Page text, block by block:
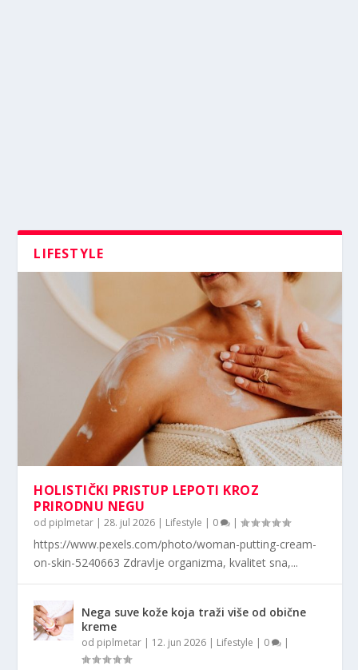
LIFESTYLE
HOLISTIČKI PRISTUP LEPOTI KROZ
PRIRODNU NEGU
od piplmetar |28. jul 2026 | Lifestyle | 0 |
https://www.pexels.com/photo/woman-putting-cream-
on-skin-5240663 Zdravlje organizma, kvalitet sna,...
Nega suve kože koja traži više od obične
kreme
od piplmetar | 12. jun 2026 | Lifestyle | 0 |